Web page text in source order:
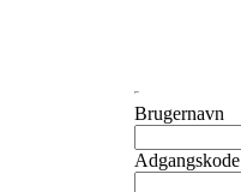
Brugernavn
Adgangskode